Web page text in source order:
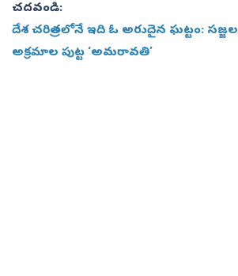
చదవండి:
దేశ చరిత్రలోనే ఇది ఓ అరుదైన ఘట్టం: సజ్జల
అక్రమాల పుట్ట ‘అమరావతి’